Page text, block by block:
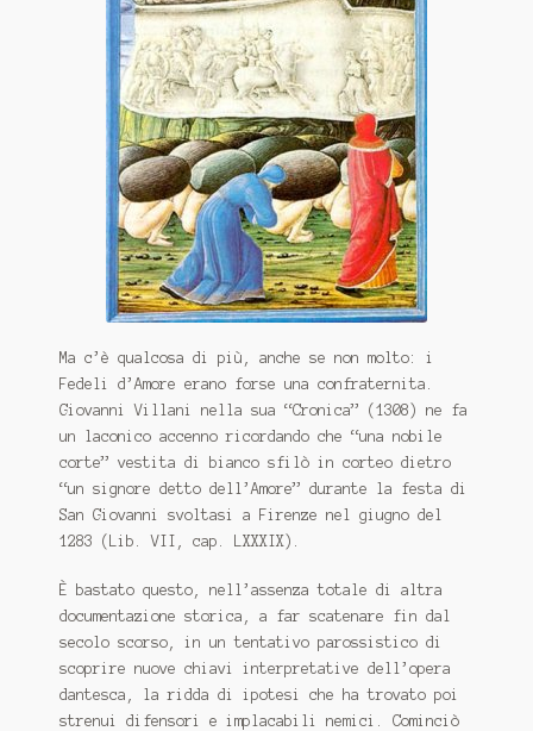
Ma c’è qualcosa di più, anche se non molto: i
Fedeli d’Amore erano forse una confraternita.
Giovanni Villani nella sua “Cronica” (1308) ne fa
un laconico accenno ricordando che “una nobile
corte” vestita di bianco sfilò in corteo dietro
“un signore detto dell’Amore” durante la festa di
San Giovanni svoltasi a Firenze nel giugno del
1283 (Lib. VII, cap. LXXXIX).
È bastato questo, nell’assenza totale di altra
documentazione storica, a far scatenare fin dal
secolo scorso, in un tentativo parossistico di
scoprire nuove chiavi interpretative dell’opera
dantesca, la ridda di ipotesi che ha trovato poi
strenui difensori e implacabili nemici. Cominciò